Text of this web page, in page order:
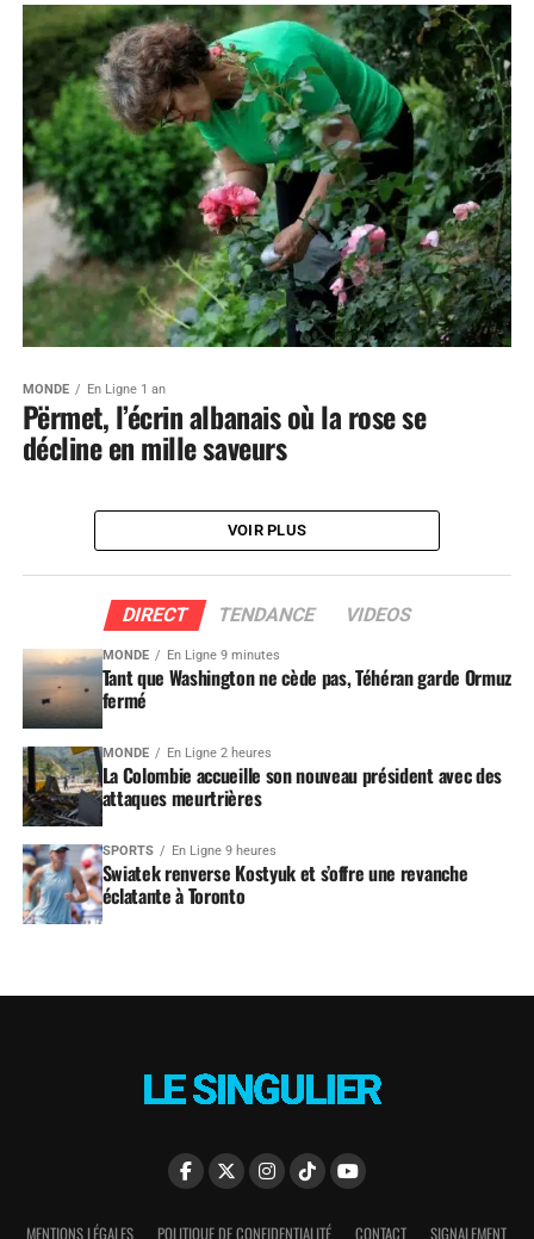
MONDE En Ligne 1 an
Përmet, l’écrin albanais où la rose se
décline en mille saveurs
VOIR PLUS
DIRECT TENDANCE VIDEOS
MONDE En Ligne 9 minutes
Tant que Washington ne cède pas, Téhéran garde Ormuz
fermé
MONDE En Ligne 2 heures
La Colombie accueille son nouveau président avec des
attaques meurtrières
SPORTS En Ligne 9 heures
Swiatek renverse Kostyuk et s’offre une revanche
éclatante à Toronto
MENTIONS LÉGALES POLITIQUE DE CONFIDENTIALITÉ CONTACT SIGNALEMENT